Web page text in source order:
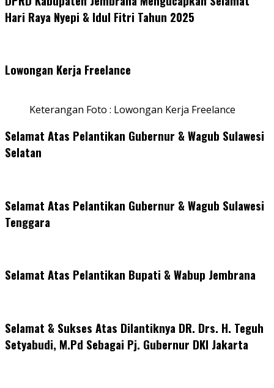
Hari Raya Nyepi & Idul Fitri Tahun 2025
Lowongan Kerja Freelance
Keterangan Foto : Lowongan Kerja Freelance
Selamat Atas Pelantikan Gubernur & Wagub Sulawesi
Selatan
Selamat Atas Pelantikan Gubernur & Wagub Sulawesi
Tenggara
Selamat Atas Pelantikan Bupati & Wabup Jembrana
Selamat & Sukses Atas Dilantiknya DR. Drs. H. Teguh
Setyabudi, M.Pd Sebagai Pj. Gubernur DKI Jakarta